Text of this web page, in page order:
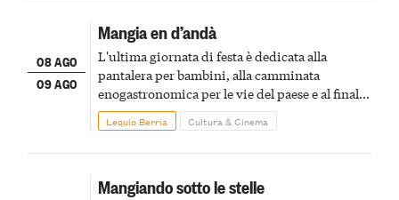
08 AGO
09 AGO
Mangia en d’andà
L'ultima giornata di festa è dedicata alla
pantalera per bambini, alla camminata
enogastronomica per le vie del paese e al finale
pirotecnico
Lequio Berria Cultura & Cinema
Mangiando sotto le stelle